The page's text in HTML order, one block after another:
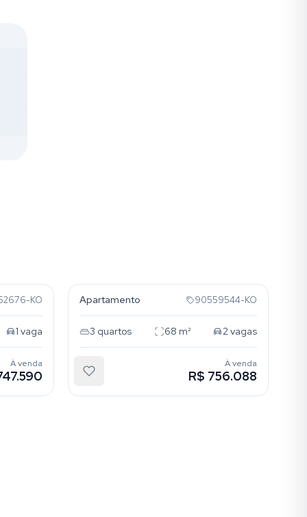
KO
1 vaga
À venda
Apartamento 90559544-KO
3 quartos 68 m² 2vagas
À venda
R$ 756.088